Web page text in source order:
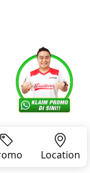
About Us
Location
Indonesia